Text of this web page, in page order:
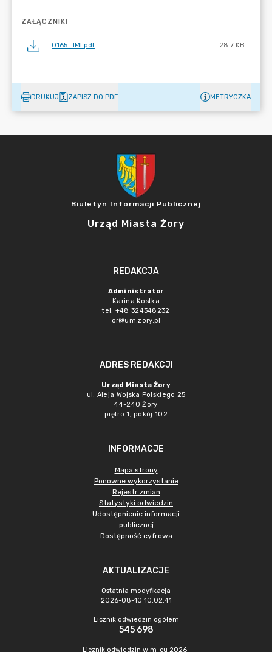
ZAŁĄCZNIKI
0165_IMI.pdf 28.7 KB
DRUKUJ ZAPISZ DO PDF METRYCZKA
Biuletyn Informacji Publicznej
Urząd Miasta Żory
REDAKCJA
Administrator
Karina Kostka
tel. +48 324348232
or@um.zory.pl
ADRES REDAKCJI
Urząd Miasta Żory
ul. Aleja Wojska Polskiego 25
44-240 Żory
piętro 1, pokój 102
INFORMACJE
Mapa strony
Ponowne wykorzystanie
Rejestr zmian
Statystyki odwiedzin
Udostępnienie informacji
publicznej
Dostępność cyfrowa
AKTUALIZACJE
Ostatnia modyfikacja
2026-08-10 10:02:41
Licznik odwiedzin ogółem
545 698
Licznik odwiedzin w m-cu 2026-